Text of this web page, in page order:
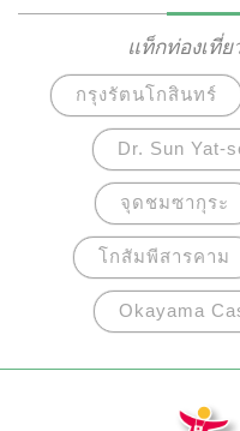
แท็กท่องเที่
กรุงรัตนโกสินทร์
Dr. Sun Yat-
จุดชมซากุระ
โกสัมพีสารคาม
Okayama